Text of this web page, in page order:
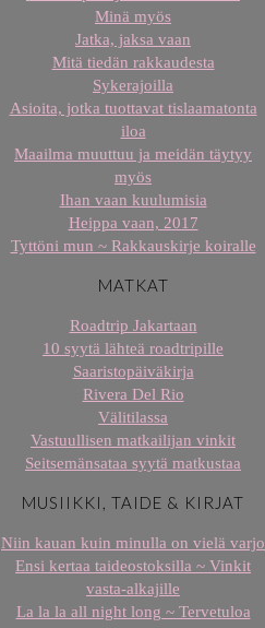
Minä myös
Jatka, jaksa vaan
Mitä tiedän rakkaudesta
Sykerajoilla
Asioita, jotka tuottavat tislaamatonta
iloa
Maailma muuttuu ja meidän täytyy
myös
Ihan vaan kuulumisia
Heippa vaan, 2017
Tyttöni mun ~ Rakkauskirje koiralle
MATKAT
Roadtrip Jakartaan
10 syytä lähteä roadtripille
Saaristopäiväkirja
Rivera Del Rio
Välitilassa
Vastuullisen matkailijan vinkit
Seitsemänsataa syytä matkustaa
MUSIIKKI, TAIDE & KIRJAT
Niin kauan kuin minulla on vielä varjo
Ensi kertaa taideostoksilla ~ Vinkit
vasta-alkajille
La la la all night long ~ Tervetuloa